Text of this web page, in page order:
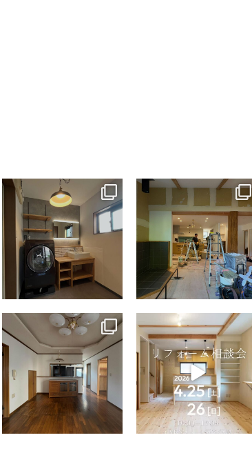
tomohouseinc
7月 13
tomohouseinc
tomohouseinc
4月 9
tomohouseinc
4月 2